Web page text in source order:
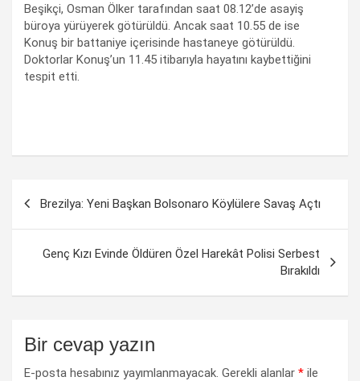
Beşikçi, Osman Ölker tarafından saat 08.12’de asayiş
büroya yürüyerek götürüldü. Ancak saat 10.55 de ise
Konuş bir battaniye içerisinde hastaneye götürüldü.
Doktorlar Konuş’un 11.45 itibarıyla hayatını kaybettiğini
tespit etti.
dolaşımı
Brezilya: Yeni Başkan Bolsonaro Köylülere Savaş Açtı
Genç Kızı Evinde Öldüren Özel Harekât Polisi Serbest
Bırakıldı
Bir cevap yazın
E-posta hesabınız yayımlanmayacak. Gerekli alanlar * ile